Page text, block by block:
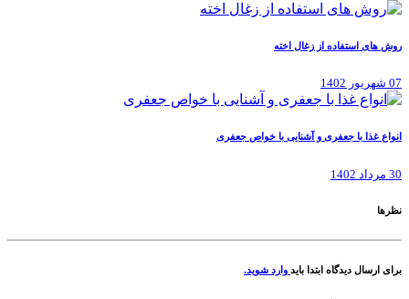
روش های استفاده از زغال اخته
07 شهریور 1402
انواع غذا با جعفری و آشنایی با خواص جعفری
30 مرداد 1402
نظرها
برای ارسال دیدگاه ابتدا باید وارد شوید.